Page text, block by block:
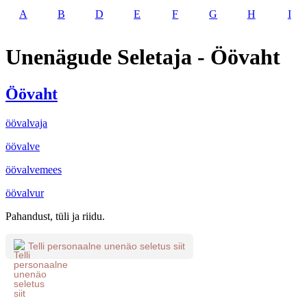
A B D E F G H I
Unenägude Seletaja - Öövaht
Öövaht
öövalvaja
öövalve
öövalvemees
öövalvur
Pahandust, tüli ja riidu.
Telli personaalne unenäo seletus siit